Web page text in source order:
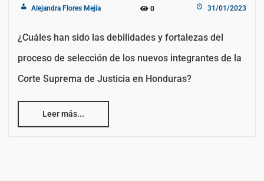
Alejandra Flores Mejía 0 31/01/2023
¿Cuáles han sido las debilidades y fortalezas del
proceso de selección de los nuevos integrantes de la
Corte Suprema de Justicia en Honduras?
Leer más...